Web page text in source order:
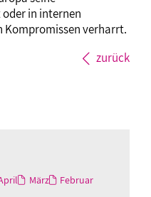
in internen
verharrt.
zurück
März
Februar